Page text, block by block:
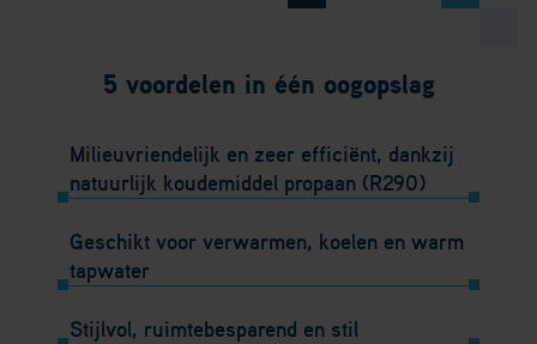
5 voordelen in één oogopslag
Milieuvriendelijk en zeer efficiënt, dankzij
natuurlijk koudemiddel propaan (R290)
Geschikt voor verwarmen, koelen en warm
tapwater
Stijlvol, ruimtebesparend en stil